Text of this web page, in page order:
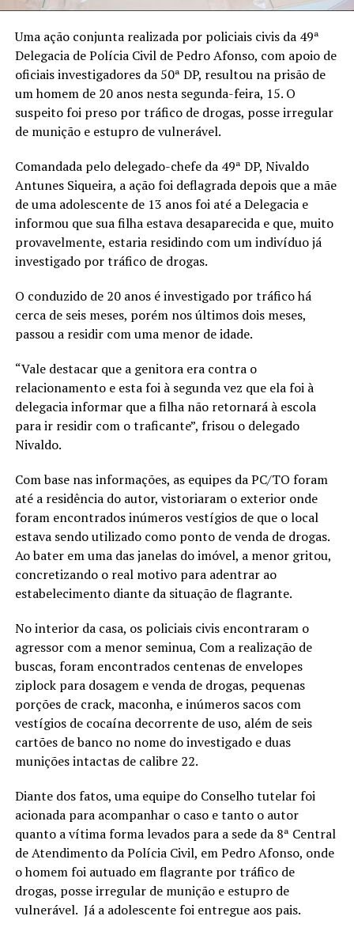
Uma ação conjunta realizada por policiais civis da 49ª
Delegacia de Polícia Civil de Pedro Afonso, com apoio de
oficiais investigadores da 50ª DP, resultou na prisão de
um homem de 20 anos nesta segunda-feira, 15. O
suspeito foi preso por tráfico de drogas, posse irregular
de munição e estupro de vulnerável.
Comandada pelo delegado-chefe da 49ª DP, Nivaldo
Antunes Siqueira, a ação foi deflagrada depois que a mãe
de uma adolescente de 13 anos foi até a Delegacia e
informou que sua filha estava desaparecida e que, muito
provavelmente, estaria residindo com um indivíduo já
investigado por tráfico de drogas.
O conduzido de 20 anos é investigado por tráfico há
cerca de seis meses, porém nos últimos dois meses,
passou a residir com uma menor de idade.
“Vale destacar que a genitora era contra o
relacionamento e esta foi à segunda vez que ela foi à
delegacia informar que a filha não retornará à escola
para ir residir com o traficante”, frisou o delegado
Nivaldo.
Com base nas informações, as equipes da PC/TO foram
até a residência do autor, vistoriaram o exterior onde
foram encontrados inúmeros vestígios de que o local
estava sendo utilizado como ponto de venda de drogas.
Ao bater em uma das janelas do imóvel, a menor gritou,
concretizando o real motivo para adentrar ao
estabelecimento diante da situação de flagrante.
No interior da casa, os policiais civis encontraram o
agressor com a menor seminua, Com a realização de
buscas, foram encontrados centenas de envelopes
ziplock para dosagem e venda de drogas, pequenas
porções de crack, maconha, e inúmeros sacos com
vestígios de cocaína decorrente de uso, além de seis
cartões de banco no nome do investigado e duas
munições intactas de calibre 22.
Diante dos fatos, uma equipe do Conselho tutelar foi
acionada para acompanhar o caso e tanto o autor
quanto a vítima forma levados para a sede da 8ª Central
de Atendimento da Polícia Civil, em Pedro Afonso, onde
o homem foi autuado em flagrante por tráfico de
drogas, posse irregular de munição e estupro de
vulnerável. Já a adolescente foi entregue aos pais.